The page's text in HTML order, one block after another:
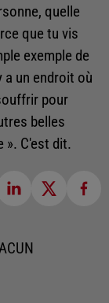
quelle
que tu vis
exemple de
un endroit où
pour
belles
». C'est dit.